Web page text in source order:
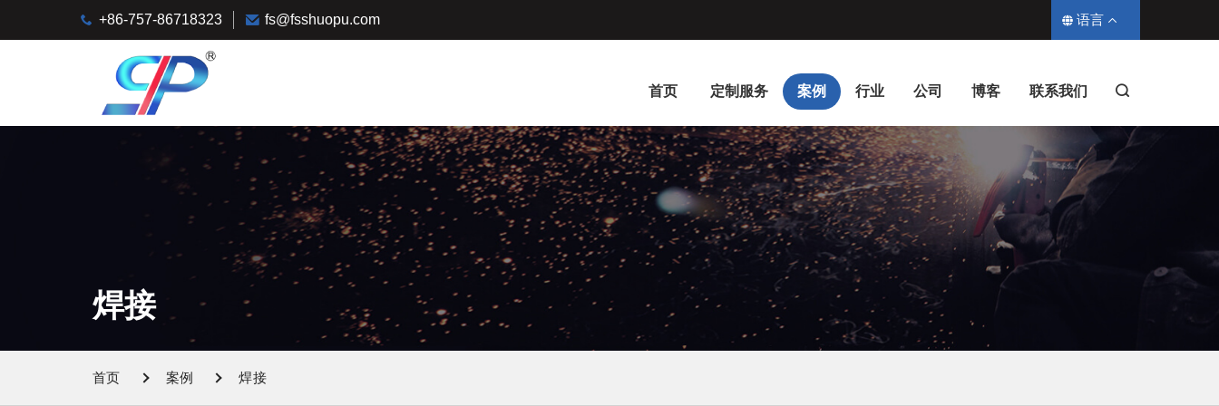
+86-757-86718323 fs@fsshuopu.com 语言
首页 定制服务 案例 行业 公司 博客 联系我们
焊接
首页 案例 焊接